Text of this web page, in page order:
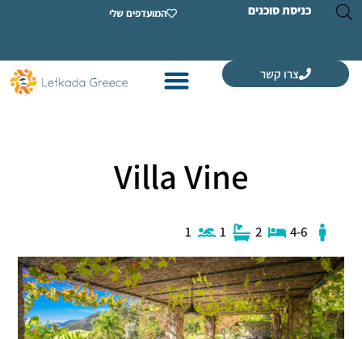
סוכנים המועדפים שלי
קשר
Villa Vine
2
1
1